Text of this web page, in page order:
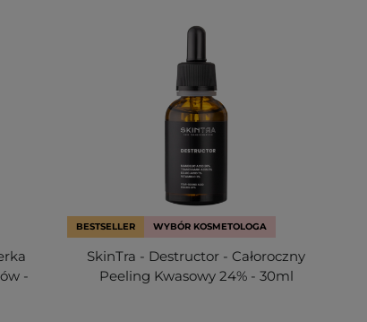
-
BESTSELLER WYBÓR KOSMETOLOGA
SkinTra - Destructor - Całoroczny
Peeling Kwasowy 24% - 30ml